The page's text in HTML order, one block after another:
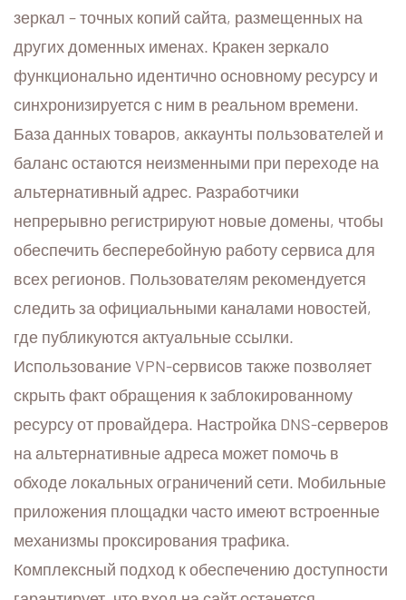
зеркал – точных копий сайта, размещенных на
других доменных именах. Кракен зеркало
функционально идентично основному ресурсу и
синхронизируется с ним в реальном времени.
База данных товаров, аккаунты пользователей и
баланс остаются неизменными при переходе на
альтернативный адрес. Разработчики
непрерывно регистрируют новые домены, чтобы
обеспечить бесперебойную работу сервиса для
всех регионов. Пользователям рекомендуется
следить за официальными каналами новостей,
где публикуются актуальные ссылки.
Использование VPN-сервисов также позволяет
скрыть факт обращения к заблокированному
ресурсу от провайдера. Настройка DNS-серверов
на альтернативные адреса может помочь в
обходе локальных ограничений сети. Мобильные
приложения площадки часто имеют встроенные
механизмы проксирования трафика.
Комплексный подход к обеспечению доступности